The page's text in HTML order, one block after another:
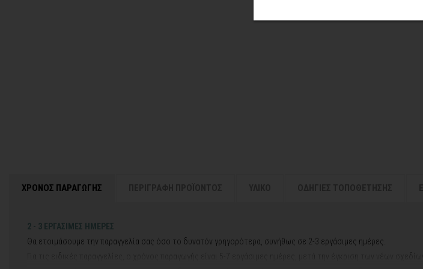
ΧΡΟΝΟΣ ΠΑΡΑΓΩΓΗΣ
2 - 3 ΕΡΓΑΣΙΜΕΣ ΗΜΕΡΕΣ
Θα ετοιμάσουμε την παραγγελία σας όσο το δυνατόν γρηγορότερα, συνήθως σε 2-3 εργάσιμες ημέρες.
Για τις ειδικές παραγγελίες, ο χρόνος παραγωγής είναι 5-7 εργάσιμες ημέρες, μετά την έγκριση των νέων σχεδίων.